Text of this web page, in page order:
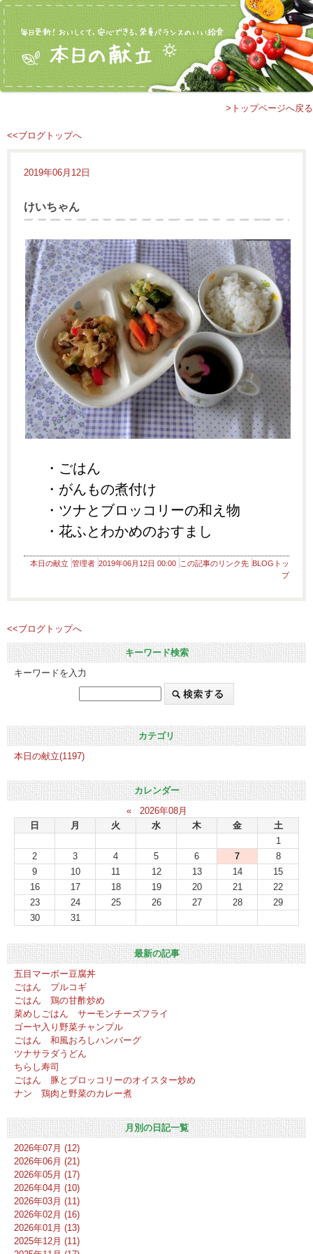
>トップページへ戻る
<<ブログトップへ
2019年06月12日
けいちゃん
・ごはん
・がんもの煮付け
・ツナとブロッコリーの和え物
・花ふとわかめのおすまし
本日の献立 管理者 2019年06月12日 00:00 この記事のリンク先 BLOGトッ
プ
<<ブログトップへ
キーワード検索
キーワードを入力
カテゴリ
本日の献立(1197)
カレンダー
«
2026年08月
日
月 火 水 木 金
土
1
2
3 4 5 6 7
8
9
10 11 12 13 14
15
16
17 18 19 20 21
22
23
24 25 26 27 28
29
30
31
最新の記事
五目マーボー豆腐丼
ごはん プルコギ
ごはん 鶏の甘酢炒め
菜めしごはん サーモンチーズフライ
ゴーヤ入り野菜チャンプル
ごはん 和風おろしハンバーグ
ツナサラダうどん
ちらし寿司
ごはん 豚とブロッコリーのオイスター炒め
ナン 鶏肉と野菜のカレー煮
月別の日記一覧
2026年07月 (12)
2026年06月 (21)
2026年05月 (17)
2026年04月 (10)
2026年03月 (11)
2026年02月 (16)
2026年01月 (13)
2025年12月 (11)